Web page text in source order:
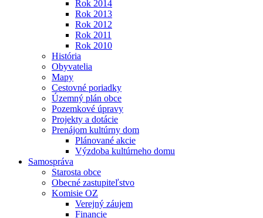
Rok 2014
Rok 2013
Rok 2012
Rok 2011
Rok 2010
História
Obyvatelia
Mapy
Cestovné poriadky
Územný plán obce
Pozemkové úpravy
Projekty a dotácie
Prenájom kultúrny dom
Plánované akcie
Výzdoba kultúrneho domu
Samospráva
Starosta obce
Obecné zastupiteľstvo
Komisie OZ
Verejný záujem
Financie